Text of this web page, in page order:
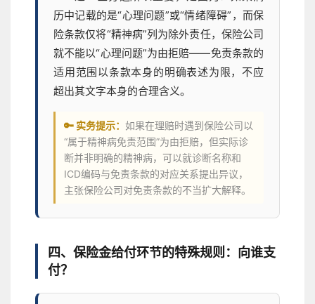
历中记载的是“心理问题”或“情绪障碍”，而保
险条款仅将“精神病”列为除外责任，保险公司
就不能以“心理问题”为由拒赔——免责条款的
适用范围以条款本身的明确表述为限，不应
超出其文字本身的合理含义。
🔑 实务提示： 如果在理赔时遇到保险公司以
“属于精神病免责范围”为由拒赔，但实际诊
断并非明确的精神病，可以就诊断名称和
ICD编码与免责条款的对应关系提出异议，
主张保险公司对免责条款的不当扩大解释。
四、保险金给付环节的特殊规则：向谁支
付？